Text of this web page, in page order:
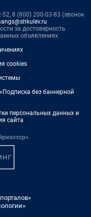
8 (800) 200-03-83 (звонок
за достоверность
объявлениях.
cookies
без баннерной
персональных данных и
сайта